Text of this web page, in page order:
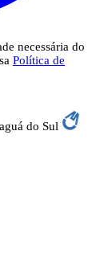
necessária do
Política de
do Sul